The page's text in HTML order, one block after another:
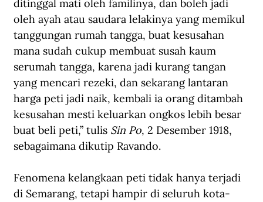
ditinggal mati oleh familinya, dan boleh jadi
oleh ayah atau saudara lelakinya yang memikul
tanggungan rumah tangga, buat kesusahan
mana sudah cukup membuat susah kaum
serumah tangga, karena jadi kurang tangan
yang mencari rezeki, dan sekarang lantaran
harga peti jadi naik, kembali ia orang ditambah
kesusahan mesti keluarkan ongkos lebih besar
buat beli peti,” tulis Sin Po, 2 Desember 1918,
sebagaimana dikutip Ravando.
Fenomena kelangkaan peti tidak hanya terjadi
di Semarang, tetapi hampir di seluruh kota-